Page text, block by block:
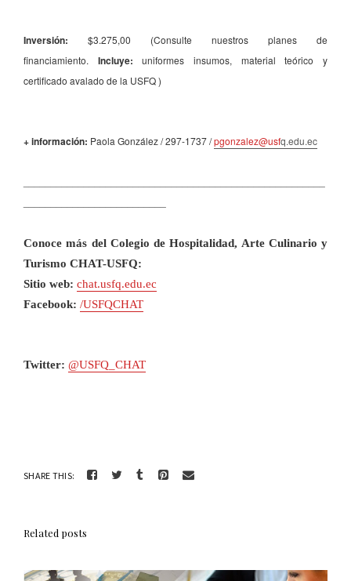
Inversión: $3.275,00 (Consulte nuestros planes de
financiamiento. Incluye:uniformes insumos, material teórico y
certificado avalado de la USFQ)
+ información: Paola González / 297-1737 /pgonzalez@usfq.edu.ec
Conoce más del Colegio de Hospitalidad, Arte Culinario y
Turismo CHAT-USFQ:
Sitio web: chat.usfq.edu.ec
Facebook: /USFQCHAT
Twitter: @USFQ_CHAT
SHARE THIS:
Related posts